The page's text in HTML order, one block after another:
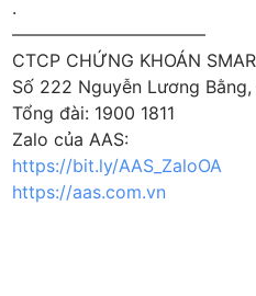
.
———————————
CTCP CHỨNG KHOÁN
Số 222 Nguyễn Lương
Tổng đài: 1900 1811
Zalo của AAS:
https://bit.ly/AAS_ZaloOA
https://aas.com.vn